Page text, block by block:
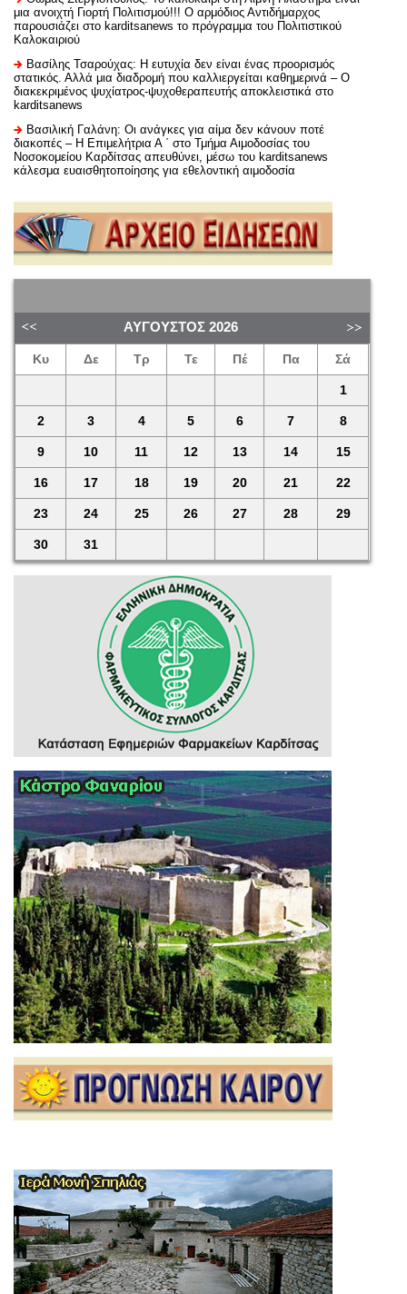
μια ανοιχτή Γιορτή Πολιτισμού!!! Ο αρμόδιος Αντιδήμαρχος
παρουσιάζει στο karditsanews το πρόγραμμα του Πολιτιστικού
Καλοκαιριού
Βασίλης Τσαρούχας: Η ευτυχία δεν είναι ένας προορισμός
στατικός. Αλλά μια διαδρομή που καλλιεργείται καθημερινά – Ο
διακεκριμένος ψυχίατρος-ψυχοθεραπευτής αποκλειστικά στο
karditsanews
Βασιλική Γαλάνη: Οι ανάγκες για αίμα δεν κάνουν ποτέ
διακοπές – Η Επιμελήτρια Α ΄ στο Τμήμα Αιμοδοσίας του
Νοσοκομείου Καρδίτσας απευθύνει, μέσω του karditsanews
κάλεσμα ευαισθητοποίησης για εθελοντική αιμοδοσία
ΑΎΓΟΥΣΤΟΣ 2026
Κυ Δε Τρ Τε Πέ Πα Σά
1
2 3 4 5 6 7 8
9 10 11 12 13 14 15
16 17 18 19 20 21 22
23 24 25 26 27 28 29
30 31